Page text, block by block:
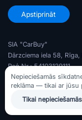
SIA "CarBuy"
Dārzciema iela 58, Rīga,
Reģ Nr.: 54103129111
PVN Nr.: LV54103129111
Banka: AS Swedbank
Nepieciešamās
reklāma — tikai ar jūsu
Tikai nepieciešamās